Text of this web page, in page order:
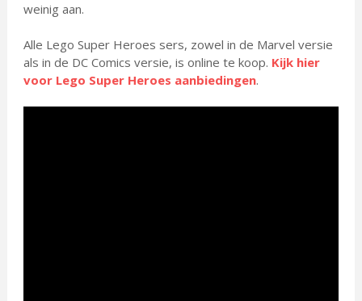
weinig aan.
Alle Lego Super Heroes sers, zowel in de Marvel versie
als in de DC Comics versie, is online te koop. Kijk hier
voor Lego Super Heroes aanbiedingen.